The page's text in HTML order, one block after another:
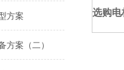
方案
方案（二）
选购电